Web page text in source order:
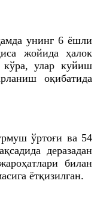
унинг 6 ёшли
жойида ҳалок
кўра, улар куйиш
оқибатида
ўртоғи ва 54
деразадан
билан
ётқизилган.